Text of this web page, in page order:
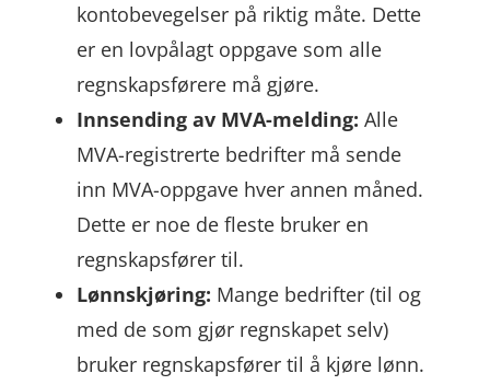
kontobevegelser på riktig måte. Dette
er en lovpålagt oppgave som alle
regnskapsførere må gjøre.
Innsending av MVA-melding: Alle
MVA-registrerte bedrifter må sende
inn MVA-oppgave hver annen måned.
Dette er noe de fleste bruker en
regnskapsfører til.
Lønnskjøring: Mange bedrifter (til og
med de som gjør regnskapet selv)
bruker regnskapsfører til å kjøre lønn.